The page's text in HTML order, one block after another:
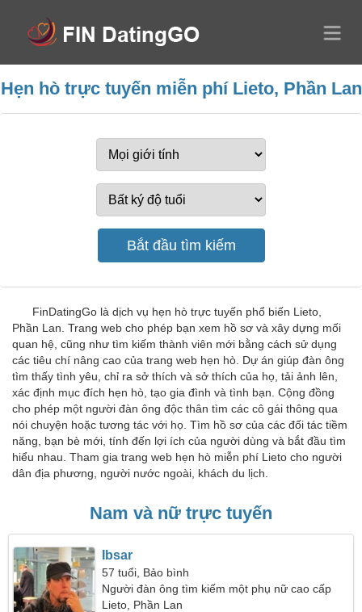
Hẹn hò trực tuyến miễn phí Lieto, Phần Lan
FinDatingGo là dịch vụ hẹn hò trực tuyến phổ biến Lieto,
Phần Lan. Trang web cho phép bạn xem hồ sơ và xây dựng mối
quan hệ, cũng như tìm kiếm thành viên mới bằng cách sử dụng
các tiêu chí nâng cao của trang web hẹn hò. Dự án giúp đàn ông
tìm thấy tình yêu, chỉ ra sở thích và sở thích của họ, tải ảnh lên,
xác định mục đích hẹn hò, tạo gia đình và tình bạn. Cộng đồng
cho phép một người đàn ông độc thân tìm các cô gái thông qua
nói chuyện hoặc tương tác với họ. Tìm hồ sơ của các đối tác tiềm
năng, bạn bè mới, tính đến lợi ích của người dùng và bắt đầu tìm
hiểu nhau. Tham gia trang web hẹn hò miễn phí Lieto cho người
dân địa phương, người nước ngoài, khách du lịch.
Nam và nữ trực tuyến
Ibsar
57 tuổi, Bảo bình
Người đàn ông tìm kiếm một phụ nữ cao cấp
Lieto, Phần Lan